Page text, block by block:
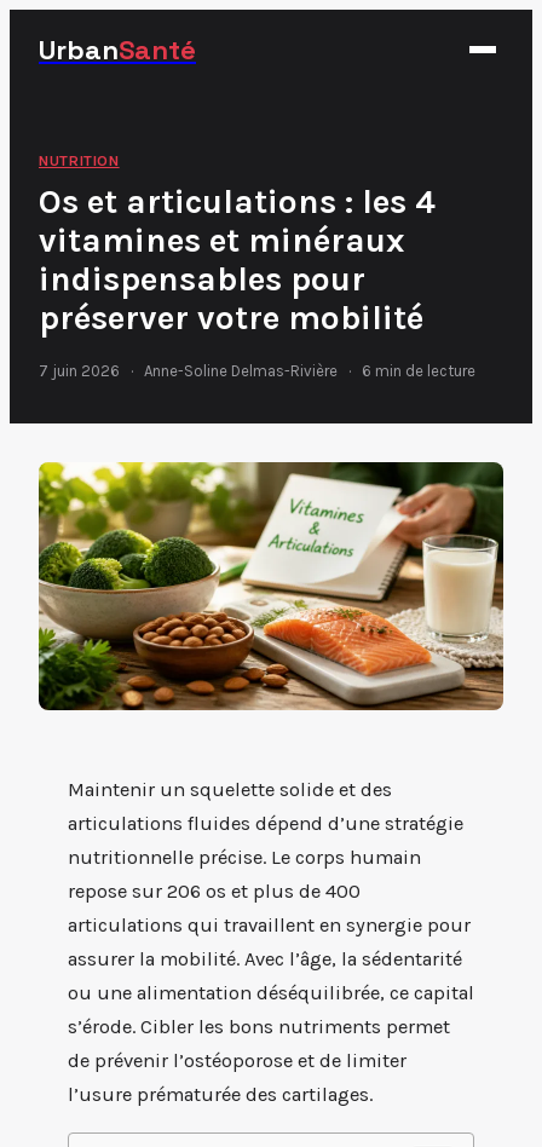
UrbanSanté
Nutrition
Santé
Sport
NUTRITION
Os et articulations : les 4
vitamines et minéraux
indispensables pour
préserver votre mobilité
7 juin 2026 · Anne-Soline Delmas-Rivière · 6 min de lecture
Maintenir un squelette solide et des
articulations fluides dépend d’une stratégie
nutritionnelle précise. Le corps humain
repose sur 206 os et plus de 400
articulations qui travaillent en synergie pour
assurer la mobilité. Avec l’âge, la sédentarité
ou une alimentation déséquilibrée, ce capital
s’érode. Cibler les bons nutriments permet
de prévenir l’ostéoporose et de limiter
l’usure prématurée des cartilages.